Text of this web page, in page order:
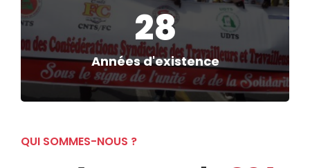
28
Années d'existence
QUI SOMMES-NOUS ?